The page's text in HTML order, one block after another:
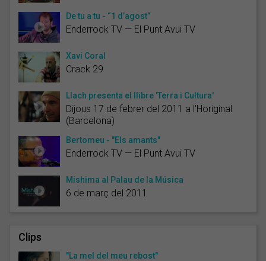
De tu a tu - “1 d’agost”
Enderrock TV — El Punt Avui TV
Xavi Coral
Crack 29
Llach presenta el llibre 'Terra i Cultura'
Dijous 17 de febrer del 2011 a l'Horiginal
(Barcelona)
Bertomeu - "Els amants"
Enderrock TV — El Punt Avui TV
Mishima al Palau de la Música
6 de març del 2011
Clips
"La mel del meu rebost"